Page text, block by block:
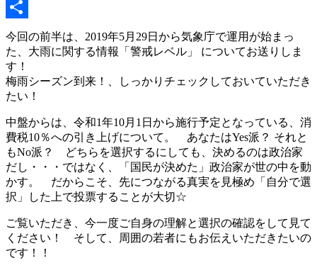
Copy
Link
共
有
今回の前半は、2019年5月29日から気象庁で運用が始まっ
た、大雨に関する情報「警戒レベル」 についてお送りしま
す！
梅雨シーズン到来！、しっかりチェックしておいていただき
たい！
中盤からは、令和1年10月1日から施行予定となっている、消
費税10％への引き上げについて。 あなたはYes派？ それと
もNo派？ どちらを選択するにしても、決めるのは政治家
だし・・・ではなく、「国民が決めた」政治家が世の中を動
かす。 だからこそ、先につながる真実を見極め「自分で選
択」した上で投票することが大切☆
ご覧いただき、今一度ご自身の理解と選択の確認をして見て
ください！ そして、周囲の若者にもお伝えいただきたいの
です！！